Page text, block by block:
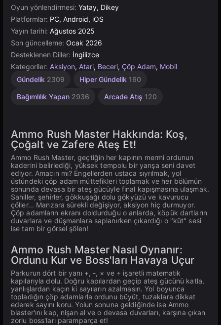
Oyun yönlendirmesi: Yatay, Dikey
Platformlar: PC, Android, iOS
Yayın tarihi: Ağustos 2025
Son güncelleme: Ocak 2026
Desteklenen Diller: İngilizce
Kategoriler: Aksiyon, Atari, Beceri, Çöp Adam, Mobil
Gündelik 2309 Hiper Gündelik 160
Bağımlılık Yapan 2936 Arcade Atış 120
Ammo Rush Master Hakkında: Koş,
Çoğalt ve Zafere Ateş Et!
Ammo Rush Master, geçtiğin her kapının mermi ordunun
kaderini belirlediği, yüksek tempolu bir yarışa seni davet
ediyor. Amacın mı? Engellerden ustaca sıyrılmak, yol
üstündeki çöp adam müttefikleri toplamak ve her bölümün
sonunda devasa bir ateş gücüyle final kapışmasına ulaşmak.
Sahiller, şehirler, gökkuşağı dolu gökyüzü ve kavurucu
çöller... Manzara sürekli değişiyor, aksiyon hiç durmuyor.
Çöp adamların ekranı doldurduğu o anlarda, köpük dartların
duvarlara ve düşmanlara saplanırken çıkardığı o "küt" sesi
ise tam bir görsel şölen!
Ammo Rush Master Nasıl Oynanır:
Ordunu Kur ve Boss'ları Havaya Uçur
Parkurun dört bir yanı +, -, × ve ÷ işaretli matematik
kapılarıyla dolu. Doğru kapılardan geçip ateş gücünü katla,
yanlışlardan kaçın ki sayıların azalmasın. Yol boyunca
topladığın çöp adamlarla ordunu büyüt, tuzaklara dikkat
ederek sayını koru. Yolun sonuna geldiğinde ise Ammo
blaster'ını kap, nişan al ve o devasa duvarları, karşına çıkan
zorlu boss'ları paramparça et!